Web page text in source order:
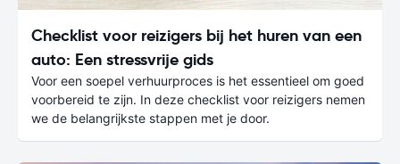
Checklist voor reizigers bij het huren van een
auto: Een stressvrije gids
Voor een soepel verhuurproces is het essentieel om goed
voorbereid te zijn. In deze checklist voor reizigers nemen
we de belangrijkste stappen met je door.